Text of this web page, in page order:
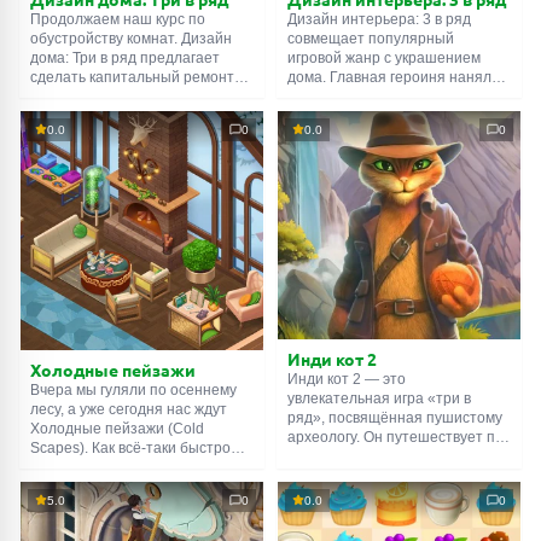
Продолжаем наш курс по
обустройству комнат. Дизайн
дома: Три в ряд предлагает
сделать капитальный ремонт
работу она берёт на себя. На
ваши плечи ложатся муки
выбора: какие занавески
повесить, какой ковёр
постелить, какая полка будет
лучше смотреться вон в том
углу — и так, пока не закончится
свободное место во всём доме.
Удачи!
Дизайн интерьера: 3 в ряд
совмещает популярный
игровой жанр с украшением
дома. Главная героиня наняла
вас требуется хороший вкус и
умение играть в весёлые
головоломки. Сразу
предупреждаю: ремонт
затянется на много раундов,
так что запаситесь терпением.
К счастью, игру всегда можно
поставить на паузу и отдохнуть.
0.0 0
Холодные пейзажи
Вчера мы гуляли по осеннему
лесу, а уже сегодня нас ждут
Холодные пейзажи (Cold
Scapes). Как всё-таки быстро
игр. Изменения коснулись не
только климата, но и жизни
главной героини. Девушка по
0.0 0
Инди кот 2
Инди кот 2 — это
увлекательная игра «три в
ряд», посвящённая пушистому
археологу. Он путешествует по
побываете в древней Греции и
Египте, посетите
средневековую Британию и
5.0 0 0.0 0